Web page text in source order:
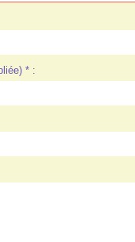
* :